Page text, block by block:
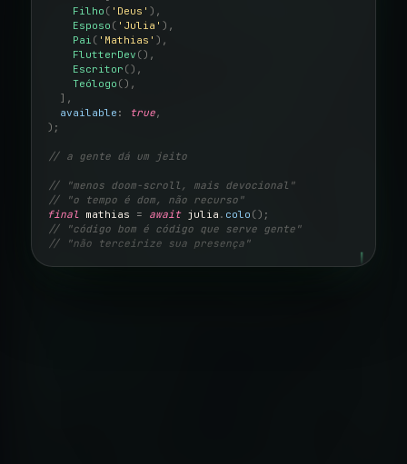
Filho ( 'Deus' ),
Esposo ( 'Julia' ),
Pai ( 'Mathias' ),
FlutterDev (),
Escritor (),
Teólogo (),
],
available : true,
);
// a gente dá um jeito
// "menos doom-scroll, mais devocional"
// "o tempo é dom, não recurso"
final mathias = await julia . colo ();
// "código bom é código que serve gente"
// "não terceirize sua presença"